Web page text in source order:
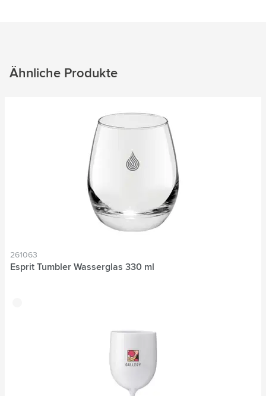
Ähnliche Produkte
261063
Esprit Tumbler Wasserglas 330 ml